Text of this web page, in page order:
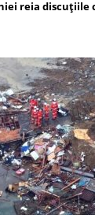
reia discuţiile